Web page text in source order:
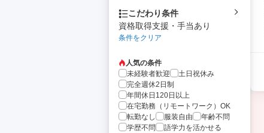
こだわり条件
資格取得支援・手当あり
条件をクリア
人気の条件
未経験者歓迎
土日祝休み
完全週休2日制
年間休日120日以上
在宅勤務（リモートワーク）OK
転勤なし
服装自由
年齢不問
学歴不問
語学力を活かせる